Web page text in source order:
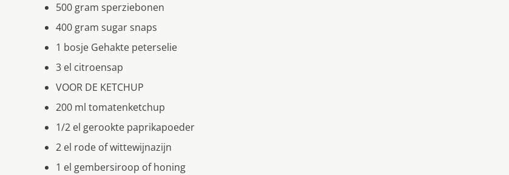
500 gram sperziebonen
400 gram sugar snaps
1 bosje Gehakte peterselie
3 el citroensap
VOOR DE KETCHUP
200 ml tomatenketchup
1/2 el gerookte paprikapoeder
2 el rode of wittewijnazijn
1 el gembersiroop of honing